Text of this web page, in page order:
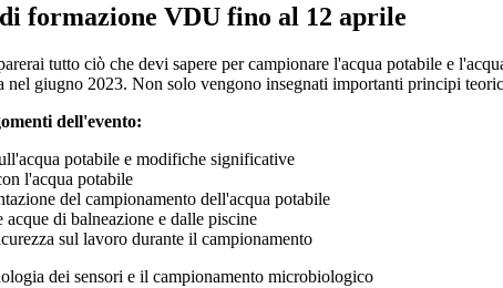
formazione VDU fino al 12 aprile
tutto ciò che devi sapere per campionare l'acqua potabile e
nel giugno 2023. Non solo vengono insegnati importanti principi
dell'evento:
potabile e modifiche significative
l'acqua potabile
del campionamento dell'acqua potabile
di balneazione e dalle piscine
sul lavoro durante il campionamento
dei sensori e il campionamento microbiologico